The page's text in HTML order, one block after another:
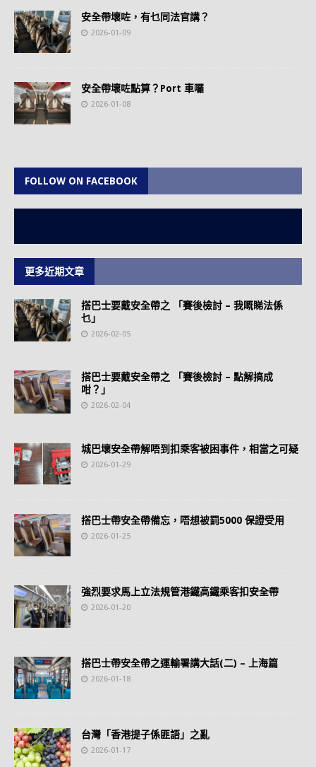
安全帶壞咗，有乜同法官講？
2026-01-09
安全帶壞咗點算？Port 車囉
2026-01-08
FOLLOW ON FACEBOOK
更多近期文章
搭巴士要戴安全帶之 「賽後檢討 – 我嘅睇法係
乜」
2026-02-05
搭巴士要戴安全帶之 「賽後檢討 – 點解搞成
咁？」
2026-02-04
城巴壞安全帶解唔到扣乘客被困事件，相當之可疑
2026-01-29
搭巴士帶安全帶備忘，唔想被罰5000 保證受用
2026-01-25
強烈要求馬上立法規管港鐵高鐵乘客扣安全帶
2026-01-20
搭巴士帶安全帶之運輸署講大話(二) – 上海篇
2026-01-18
台灣「香港提子係匪語」之亂
2026-01-17